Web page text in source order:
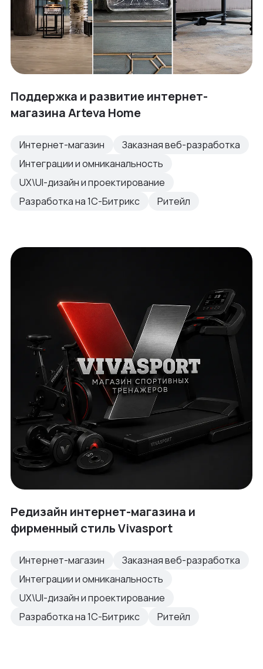
Поддержка и развитие интернет-
магазина Arteva Home
Интернет-магазин
Заказная веб-разработка
Интеграции и омниканальность
UX\UI-дизайн и проектирование
Разработка на 1С-Битрикс
Ритейл
Редизайн интернет-магазина и
фирменный стиль Vivasport
Интернет-магазин
Заказная веб-разработка
Интеграции и омниканальность
UX\UI-дизайн и проектирование
Разработка на 1С-Битрикс
Ритейл